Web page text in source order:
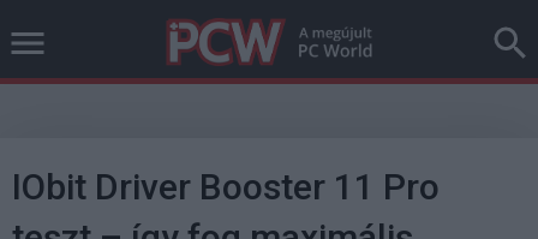
IObit Driver Booster 11 Pro